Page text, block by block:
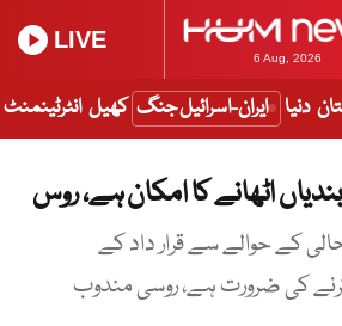
6 Aug, 2026
LIVE
دنیا ایران-اسرائیل جنگ کھیل انٹرٹینمنٹ
اٹھانے کا امکان ہے، روس
کے حوالے سے قرار داد کے
کی ضرورت ہے، روسی مندوب